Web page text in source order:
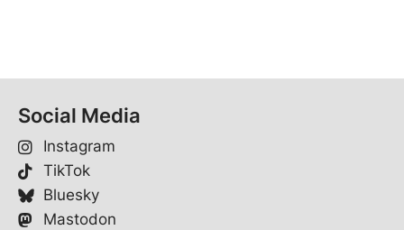
Social Media
Instagram
TikTok
Bluesky
Mastodon